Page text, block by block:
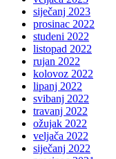
siječanj 2023
prosinac 2022
studeni 2022
listopad 2022
rujan 2022
kolovoz 2022
lipanj 2022
svibanj 2022
travanj 2022
ožujak 2022
veljača 2022
siječanj 2022